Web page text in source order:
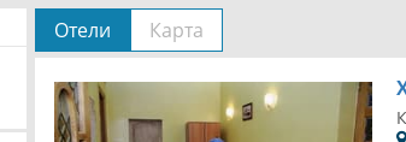
Отели Карта